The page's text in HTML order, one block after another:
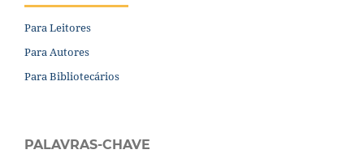
Para Leitores
Para Autores
Para Bibliotecários
PALAVRAS-CHAVE